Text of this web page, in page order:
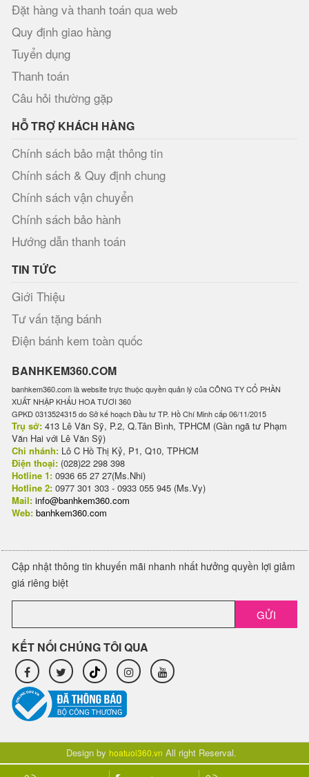
Đặt hàng và thanh toán qua web
Quy định giao hàng
Tuyển dụng
Thanh toán
Câu hỏi thường gặp
HỖ TRỢ KHÁCH HÀNG
Chính sách bảo mật thông tin
Chính sách & Quy định chung
Chính sách vận chuyển
Chính sách bảo hành
Hướng dẫn thanh toán
TIN TỨC
Giới Thiệu
Tư vấn tặng bánh
Điện bánh kem toàn quốc
BANHKEM360.COM
banhkem360.com là website trực thuộc quyền quản lý của CÔNG TY CỔ PHẦN
XUẤT NHẬP KHẨU HOA TƯƠI 360
GPKD 0313524315 do Sở kế hoạch Đầu tư TP. Hồ Chí Minh cấp 06/11/2015
Trụ sở: 413 Lê Văn Sỹ, P.2, Q.Tân Bình, TPHCM (Gần ngã tư Phạm
Văn Hai với Lê Văn Sỹ)
Chi nhánh: Lô C Hồ Thị Kỷ, P1, Q10, TPHCM
Điện thoại: (028)22 298 398
Hotline 1: 0936 65 27 27(Ms.Nhi)
Hotline 2: 0977 301 303 - 0933 055 945 (Ms.Vy)
Mail: info@banhkem360.com
Web: banhkem360.com
Cập nhật thông tin khuyến mãi nhanh nhất hưởng quyền lợi giảm
giá riêng biệt
GỬI
KẾT NỐI CHÚNG TÔI QUA
Design by hoatuoi360.vn All right Reserval.